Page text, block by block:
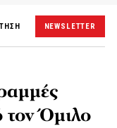
NEWSLETTER
Όμιλο